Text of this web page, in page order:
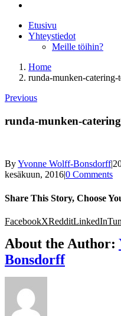
Etusivu
Yhteystiedot
Meille töihin?
Home
runda-munken-catering-
Previous
runda-munken-
ByYvonne Wolff-Bonsdorff|
kesäkuun, 2016|0 Comments
Share This Story, Choose
FacebookXRedditLinkedIn
About the Author:
Bonsdorff